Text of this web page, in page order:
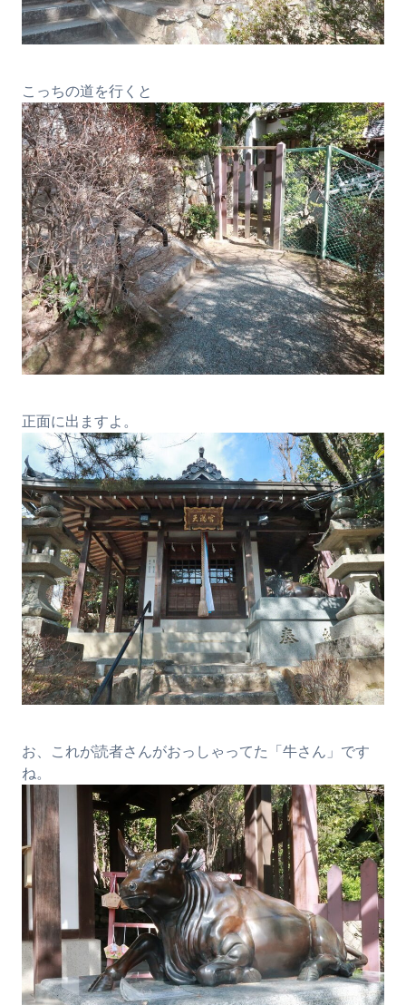
こっちの道を行くと
正面に出ますよ。
お、これが読者さんがおっしゃってた「牛さん」です
ね。